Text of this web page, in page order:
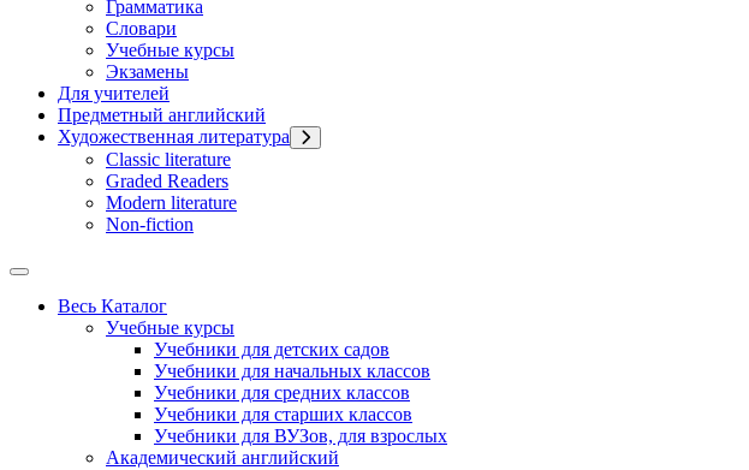
Грамматика
Словари
Учебные курсы
Экзамены
Для учителей
Предметный английский
Художественная литература
Classic literature
Graded Readers
Modern literature
Non-fiction
Весь Каталог
Учебные курсы
Учебники для детских садов
Учебники для начальных классов
Учебники для средних классов
Учебники для старших классов
Учебники для ВУЗов, для взрослых
Академический английский